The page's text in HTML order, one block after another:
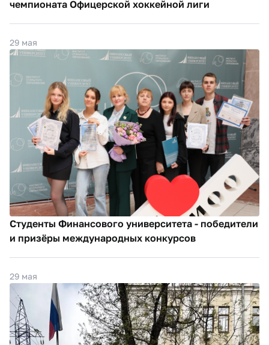
чемпионата Офицерской хоккейной лиги
29 мая
Студенты Финансового университета - победители
и призёры международных конкурсов
29 мая